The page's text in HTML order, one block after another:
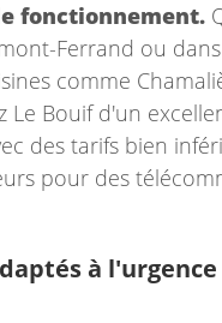
fonctionnement.
Ferrand ou
comme
Le Bouif d'un
des tarifs bien
pour des
à